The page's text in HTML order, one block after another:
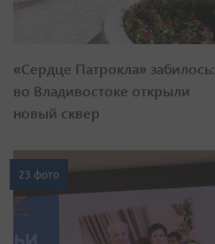
«Сердце Патрокла» забилось:
во Владивостоке открыли
новый сквер
23 фото